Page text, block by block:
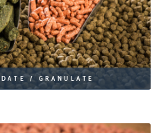
/ GRANULATE